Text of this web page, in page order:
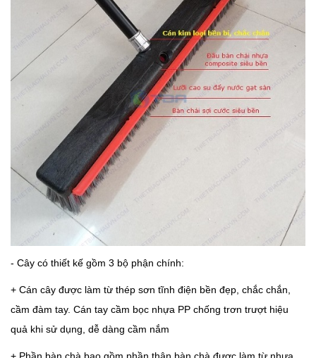
- Cây có thiết kế gồm 3 bộ phận chính:
+ Cán cây được làm từ thép sơn tĩnh điện bền đẹp, chắc chắn,
cầm đàm tay. Cán tay cầm bọc nhựa PP chống trơn trượt hiệu
quả khi sử dụng, dễ dàng cầm nắm